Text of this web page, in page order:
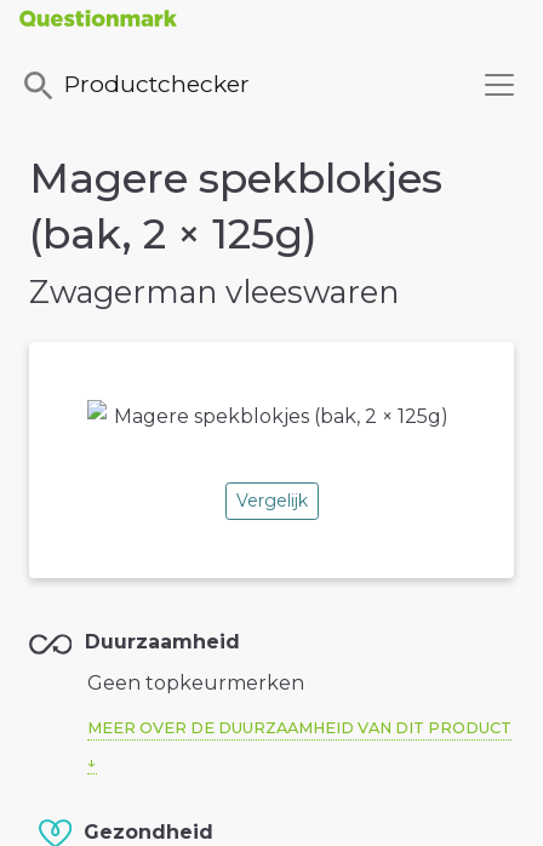
Productchecker
Magere spekblokjes
(bak, 2 × 125g)
Zwagerman vleeswaren
Vergelijk
Duurzaamheid
Geen topkeurmerken
MEER OVER DE DUURZAAMHEID VAN DIT PRODUCT
Gezondheid